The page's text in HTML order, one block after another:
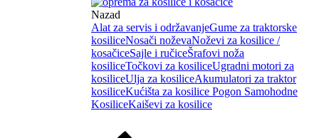
Nazad
Alat za servis i održavanjeGume za traktorske
kosiliceNosači noževaNoževi za kosilice /
kosačiceSajle i ručiceŠrafovi noža
kosiliceTočkovi za kosiliceUgradni motori za
kosiliceUlja za kosiliceAkumulatori za traktor
kosiliceKućišta za kosilice Pogon Samohodne
KosiliceKaiševi za kosilice